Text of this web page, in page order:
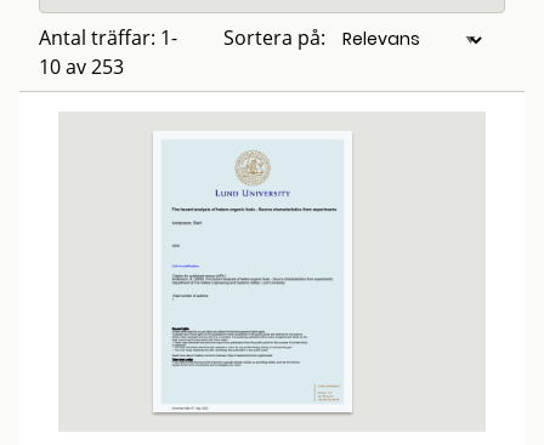
Antal träffar: 1-
10 av 253
Sortera på: